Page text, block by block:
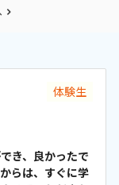
体験生
き、良かったで
らは、すぐに学